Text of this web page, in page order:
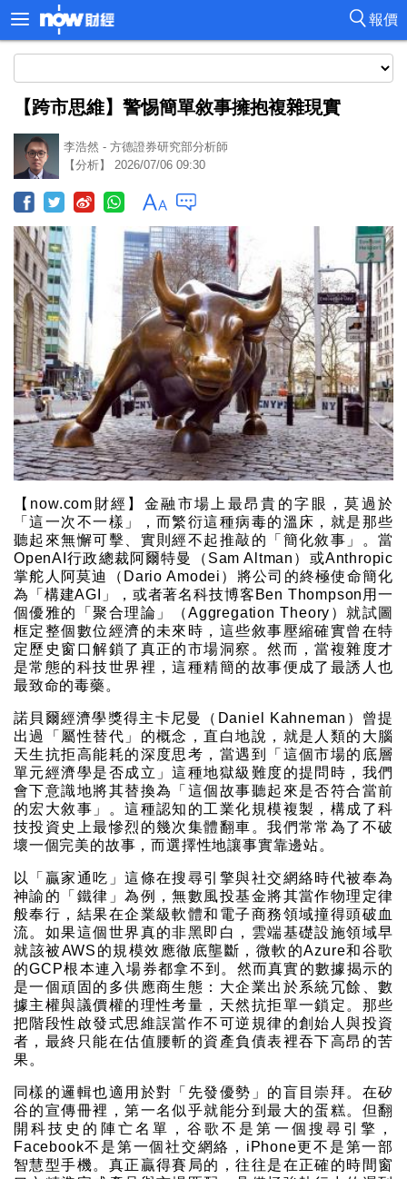
報價
【跨市思維】警惕簡單敘事擁抱複雜現實
李浩然 - 方德證券研究部分析師
【分析】 2026/07/06 09:30
【now.com財經】金融市場上最昂貴的字眼，莫過於
「這一次不一樣」，而繁衍這種病毒的溫床，就是那些
聽起來無懈可擊、實則經不起推敲的「簡化敘事」。當
OpenAI行政總裁阿爾特曼（Sam Altman）或Anthropic
掌舵人阿莫迪（Dario Amodei）將公司的終極使命簡化
為「構建AGI」，或者著名科技博客Ben Thompson用一
個優雅的「聚合理論」（Aggregation Theory）就試圖
框定整個數位經濟的未來時，這些敘事壓縮確實曾在特
定歷史窗口解鎖了真正的市場洞察。然而，當複雜度才
是常態的科技世界裡，這種精簡的故事便成了最誘人也
最致命的毒藥。
諾貝爾經濟學獎得主卡尼曼（Daniel Kahneman）曾提
出過「屬性替代」的概念，直白地說，就是人類的大腦
天生抗拒高能耗的深度思考，當遇到「這個市場的底層
單元經濟學是否成立」這種地獄級難度的提問時，我們
會下意識地將其替換為「這個故事聽起來是否符合當前
的宏大敘事」。這種認知的工業化規模複製，構成了科
技投資史上最慘烈的幾次集體翻車。我們常常為了不破
壞一個完美的故事，而選擇性地讓事實靠邊站。
以「贏家通吃」這條在搜尋引擎與社交網絡時代被奉為
神諭的「鐵律」為例，無數風投基金將其當作物理定律
般奉行，結果在企業級軟體和電子商務領域撞得頭破血
流。如果這個世界真的非黑即白，雲端基礎設施領域早
就該被AWS的規模效應徹底壟斷，微軟的Azure和谷歌
的GCP根本連入場券都拿不到。然而真實的數據揭示的
是一個頑固的多供應商生態：大企業出於系統冗餘、數
據主權與議價權的理性考量，天然抗拒單一鎖定。那些
把階段性啟發式思維誤當作不可逆規律的創始人與投資
者，最終只能在估值腰斬的資產負債表裡吞下高昂的苦
果。
同樣的邏輯也適用於對「先發優勢」的盲目崇拜。在矽
谷的宣傳冊裡，第一名似乎就能分到最大的蛋糕。但翻
開科技史的陣亡名單，谷歌不是第一個搜尋引擎，
Facebook不是第一個社交網絡，iPhone更不是第一部
智慧型手機。真正贏得賽局的，往往是在正確的時間窗